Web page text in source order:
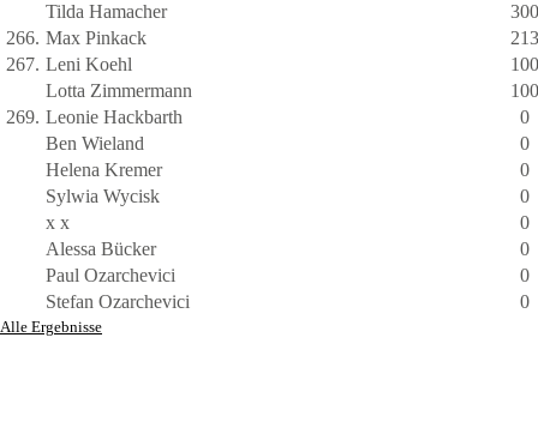
Tilda Hamacher
300
266. Max Pinkack
213
267. Leni Koehl
100
Lotta Zimmermann
100
269. Leonie Hackbarth
0
Ben Wieland
0
Helena Kremer
0
Sylwia Wycisk
0
x x
0
Alessa Bücker
0
Paul Ozarchevici
0
Stefan Ozarchevici
0
Alle Ergebnisse